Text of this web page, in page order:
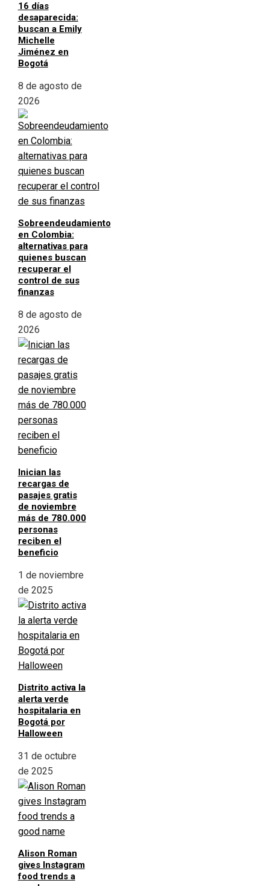
16 días
desaparecida:
buscan a Emily
Michelle
Jiménez en
Bogotá
8 de agosto de
2026
Sobreendeudamiento
en Colombia:
alternativas para
quienes buscan
recuperar el
control de sus
finanzas
8 de agosto de
2026
Inician las
recargas de
pasajes gratis
de noviembre
más de 780.000
personas
reciben el
beneficio
1 de noviembre
de 2025
Distrito activa la
alerta verde
hospitalaria en
Bogotá por
Halloween
31 de octubre
de 2025
Alison Roman
gives Instagram
food trends a